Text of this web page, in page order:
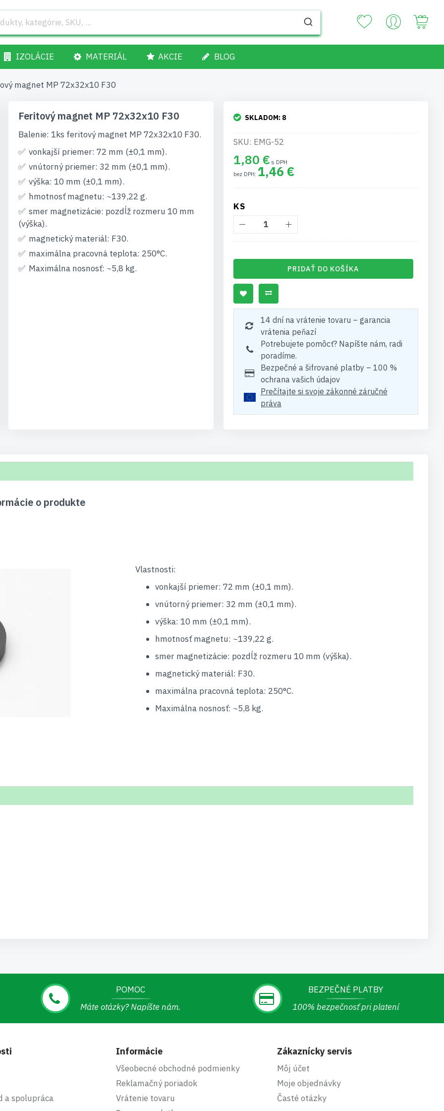
IZOLÁCIE MATERIÁL AKCIE BLOG
magnet MP 72x32x10 F30
Feritový magnet MP 72x32x10 F30
Balenie: 1ks feritový magnet MP 72x32x10 F30.
vonkajší priemer: 72 mm (±0,1 mm).
vnútorný priemer: 32 mm (±0,1 mm).
výška: 10 mm (±0,1 mm).
hmotnosť magnetu: ~139,22 g.
smer magnetizácie: pozdĺž rozmeru 10 mm
(výška).
magnetický materiál: F30.
maximálna pracovná teplota: 250°C.
Maximálna nosnosť: ~5,8 kg.
SKLADOM: 8
SKU: EMG-52
1,80 €
1,46 €
KS
PRIDAŤ DO KOŠÍKA
14 dní na vrátenie tovaru – garancia
vrátenia peňazí
Potrebujete pomôcť? Napíšte nám, radi
poradíme.
Bezpečné a šifrované platby – 100 %
ochrana vašich údajov
Prečítajte si svoje zákonné záručné
práva
o produkte
Vlastnosti:
vonkajší priemer: 72 mm (±0,1 mm).
vnútorný priemer: 32 mm (±0,1 mm).
výška: 10 mm (±0,1 mm).
hmotnosť magnetu: ~139,22 g.
smer magnetizácie: pozdĺž rozmeru 10 mm (výška).
magnetický materiál: F30.
maximálna pracovná teplota: 250°C.
Maximálna nosnosť: ~5,8 kg.
POMOC
Máte otázky? Napíšte nám.
BEZPEČNÉ PLATBY
100% bezpečnosť pri platení
a spolupráca
Informácie
Všeobecné obchodné podmienky
Reklamačný poriadok
Vrátenie tovaru
Zákaznícky servis
Môj účet
Moje objednávky
Časté otázky